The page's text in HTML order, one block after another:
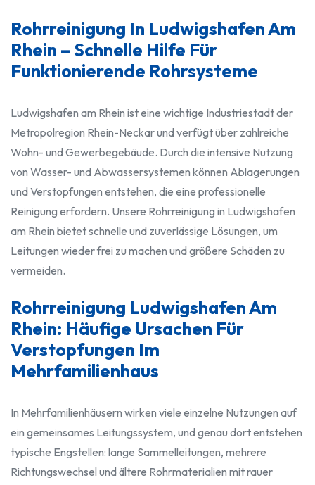
Rohrreinigung In Ludwigshafen Am
Rhein – Schnelle Hilfe Für
Funktionierende Rohrsysteme
Ludwigshafen am Rhein ist eine wichtige Industriestadt der
Metropolregion Rhein-Neckar und verfügt über zahlreiche
Wohn- und Gewerbegebäude. Durch die intensive Nutzung
von Wasser- und Abwassersystemen können Ablagerungen
und Verstopfungen entstehen, die eine professionelle
Reinigung erfordern. Unsere Rohrreinigung in Ludwigshafen
am Rhein bietet schnelle und zuverlässige Lösungen, um
Leitungen wieder frei zu machen und größere Schäden zu
vermeiden.
Rohrreinigung Ludwigshafen Am
Rhein: Häufige Ursachen Für
Verstopfungen Im
Mehrfamilienhaus
In Mehrfamilienhäusern wirken viele einzelne Nutzungen auf
ein gemeinsames Leitungssystem, und genau dort entstehen
typische Engstellen: lange Sammelleitungen, mehrere
Richtungswechsel und ältere Rohrmaterialien mit rauer